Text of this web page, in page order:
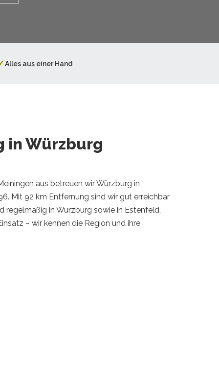
Alles aus einer Hand
in Würzburg
aus betreuen wir Würzburg in
Mit 92 km Entfernung sind wir gut erreichbar
regelmäßig in Würzburg sowie in Estenfeld,
– wir kennen die Region und ihre